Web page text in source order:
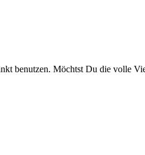
benutzen. Möchtst Du die volle